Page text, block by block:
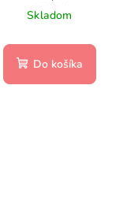
Skladom
Do košíka